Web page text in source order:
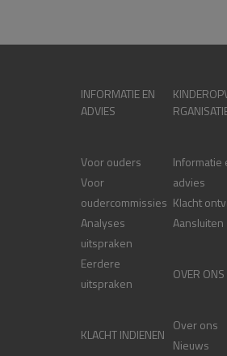
INFORMATIE EN
ADVIES
Voor ouders
Voor
oudercommissies
Analyses
uitspraken
Eerdere
uitspraken
KLACHT INDIENEN
Informatie
advies
Klacht
Aansluiten
OVER ONS
Over ons
Nieuws